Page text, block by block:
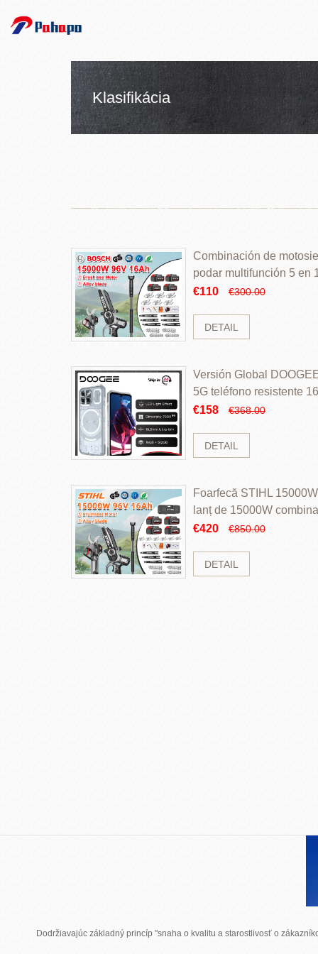
Klasifikácia
Combinación de
podar multifunción 5 en
€110
€300.00
DETAIL
Versión Global
5G teléfono resistente
ROM Mediatek
€158 €368.00
DETAIL
Foarfecă STIHL
lanț de 15000W
perii și baterie cu li
€420 €850.00
DETAIL
Dodržiavajúc základný princíp "snaha o kvalitu a starostlivosť o